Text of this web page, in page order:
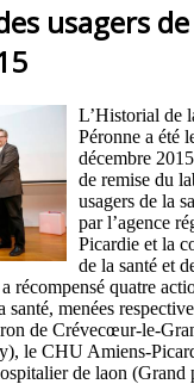
usagers
L’Historial de
Péronne a été
décembre
de remise du
usagers de la
par l’agence
Picardie et la
de la santé et
récompensé quatre
santé, menées
de Crévecœur-le-
le CHU Amiens-
de laon (Grand